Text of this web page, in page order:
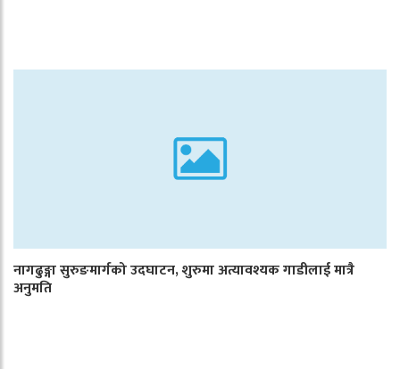
नागढुङ्गा सुरुङमार्गको उदघाटन, शुरुमा अत्यावश्यक गाडीलाई मात्रै
अनुमति